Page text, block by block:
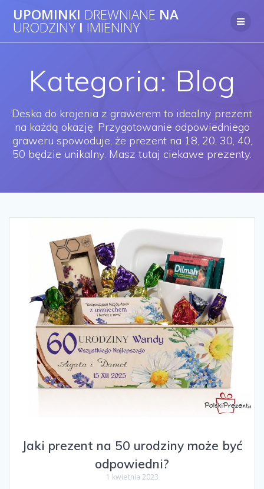
UPOMINKI DREWNIANE NA
URODZINY I IMIENINY
Kategoria: Blog
Deska do krojenia z grawerem to idealny prezent
na każdą okazję. Przygotowanie odpowiedniego
graweru spowoduje, że prezent na 18, 20, 30, 40,
50 będzie unikalny. Masz tutaj ciekawe prezenty.
Jaki prezent na 50 urodziny może być
odpowiedni?
1 kwietnia 2023